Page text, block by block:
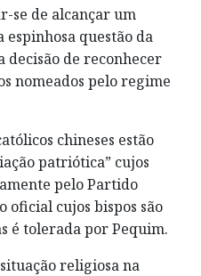
se de alcançar um
espinhosa questão da
decisão de reconhecer
nomeados pelo regime
chineses estão
patriótica” cujos
pelo Partido
oficial cujos bispos são
é tolerada por Pequim.
religiosa na